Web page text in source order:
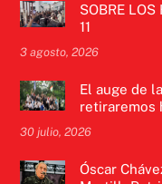
SOBRE LOS
11
3 agosto, 2026
El auge de
retiraremos
30 julio, 2026
Óscar